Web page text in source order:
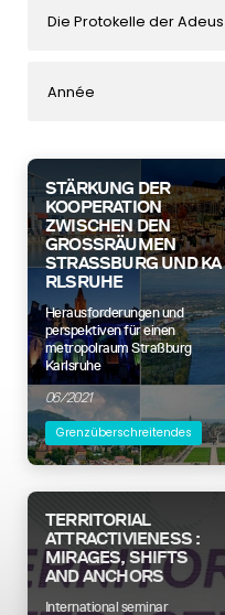
Die Protokelle der Adeus
Année
STÄRKUNG DER
KOOPERATION
ZWISCHEN DEN
GROSSRÄUMEN S
TRASSBURG UND KARL
SRUHE
Herausforderungen und
perspektiven für einen
metropolraum Straßburg
Karlsruhe
06/2021
Grenzüberschreitendes
TERRITORIAL
ATTRACTIVIENESS :
MIRAGES, SHIFTS
AND ANCHORS
International seminar